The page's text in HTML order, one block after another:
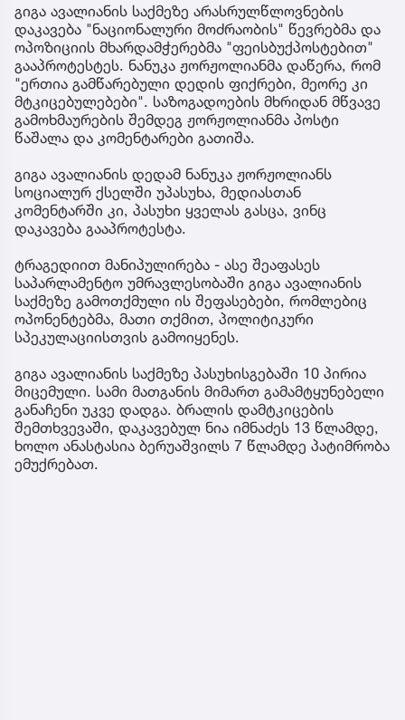
გიგა ავალიანის საქმეზე არასრულწლოვნების
დაკავება "ნაციონალური მოძრაობის" წევრებმა და
ოპოზიციის მხარდამჭერებმა "ფეისბუქპოსტებით"
გააპროტესტეს. ნანუკა ჟორჟოლიანმა დაწერა, რომ
"ერთია გამწარებული დედის ფიქრები, მეორე კი
მტკიცებულებები". საზოგადოების მხრიდან მწვავე
გამოხმაურების შემდეგ ჟორჟოლიანმა პოსტი
წაშალა და კომენტარები გათიშა.
გიგა ავალიანის დედამ ნანუკა ჟორჟოლიანს
სოციალურ ქსელში უპასუხა, მედიასთან
კომენტარში კი, პასუხი ყველას გასცა, ვინც
დაკავება გააპროტესტა.
ტრაგედიით მანიპულირება - ასე შეაფასეს
საპარლამენტო უმრავლესობაში გიგა ავალიანის
საქმეზე გამოთქმული ის შეფასებები, რომლებიც
ოპონენტებმა, მათი თქმით, პოლიტიკური
სპეკულაციისთვის გამოიყენეს.
გიგა ავალიანის საქმეზე პასუხისგებაში 10 პირია
მიცემული. სამი მათგანის მიმართ გამამტყუნებელი
განაჩენი უკვე დადგა. ბრალის დამტკიცების
შემთხვევაში, დაკავებულ ნია იმნაძეს 13 წლამდე,
ხოლო ანასტასია ბერუაშვილს 7 წლამდე პატიმრობა
ემუქრებათ.